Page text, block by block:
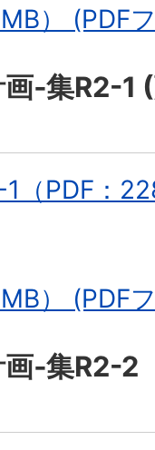
） (PDF
‐集R2-1
PDF：
） (PDF
画‐集R2-